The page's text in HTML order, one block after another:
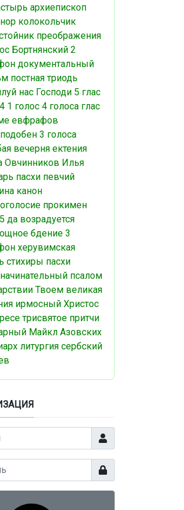
архиепископ
колокольчик
преображения
Бортнянский 2
документальный
постная триодь
нас Господи 5 глас
1 голос 4 голоса глас
евфрафов
3 голоса
вечерня ектения
Овчинников Илья
пасхи певчий
канон
прокимен
да возрадуется
бдение 3
херувимская
стихиры пасхи
псалом
Твоем великая
ирмосный Христос
трисвятое притчи
Майкл Азовских
литургия сербский
Логин
Показать